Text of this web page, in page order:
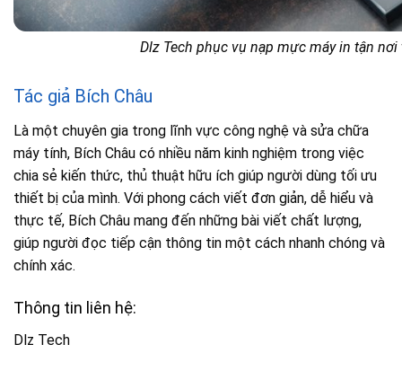
Dlz Tech phục vụ nạp mực máy in tận
Tác giả Bích Châu
Là một chuyên gia trong lĩnh vực công nghệ và sửa chữa
máy tính, Bích Châu có nhiều năm kinh nghiệm trong việc
chia sẻ kiến thức, thủ thuật hữu ích giúp người dùng tối ưu
thiết bị của mình. Với phong cách viết đơn giản, dễ hiểu và
thực tế, Bích Châu mang đến những bài viết chất lượng,
giúp người đọc tiếp cận thông tin một cách nhanh chóng và
chính xác.
Thông tin liên hệ:
Dlz Tech